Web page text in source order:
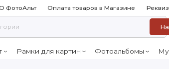
ФотоАльт Оплата товаров в Магазине
Рамки для картин Фотоальбомы